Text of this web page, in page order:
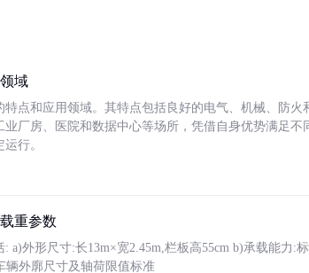
域
点和应用领域。其特点包括良好的电气、机械、防火
厂房、医院和数据中心等场所，凭借自身优势满足不
行。
重参数
a)外形尺寸:长13m×宽2.45m,栏板高55cm b)承载能力:
辆外廓尺寸及轴荷限值标准